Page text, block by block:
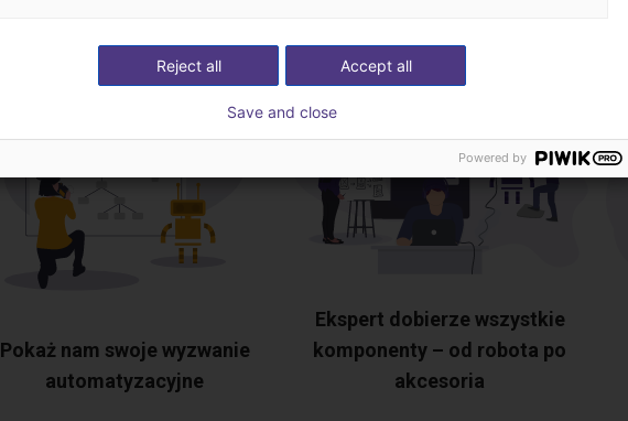
Pokaż nam swoje wyzwanie
automatyzacyjne
Ekspert dobierze wszystkie
komponenty – od robota po
akcesoria
Accept all
Reject all
Save and close
Powered by